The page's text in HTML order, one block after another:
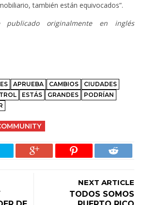
también están equivocados”.
originalmente en inglés
APRUEBA CAMBIOS
CIUDADES
ESTÁS GRANDES
PODRÍAN
NEXT ARTICLE
TODOS SOMOS